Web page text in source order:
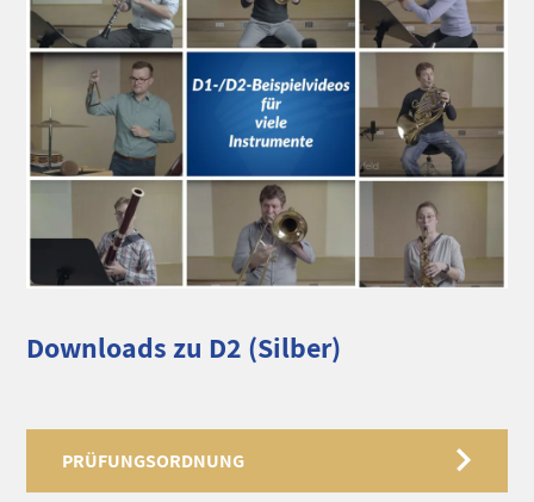
Downloads zu D2 (Silber)
PRÜFUNGSORDNUNG